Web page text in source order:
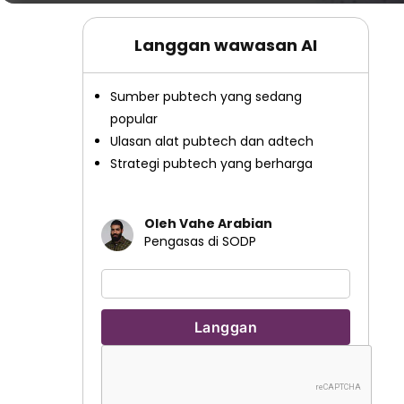
Langgan wawasan AI
Sumber pubtech yang sedang
popular
Ulasan alat pubtech dan adtech
Strategi pubtech yang berharga
Oleh Vahe Arabian
Pengasas di SODP